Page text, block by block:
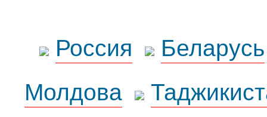
Россия
Беларусь
Молдова